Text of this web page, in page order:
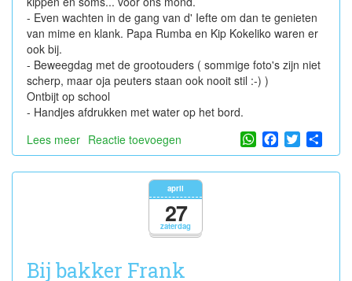
- Even wachten in de gang van d' Iefte om dan te genieten
van mime en klank. Papa Rumba en Kip Kokeliko waren er
ook bij.
- Beweegdag met de grootouders ( sommige foto's zijn niet
scherp, maar oja peuters staan ook nooit stil :-) )
Ontbijt op school
- Handjes afdrukken met water op het bord.
Lees meer over
Thema
de
Reactie toevoegen WhatsApp
Facebook
Twitter
zaterdag
april
27
Bij bakker Frank